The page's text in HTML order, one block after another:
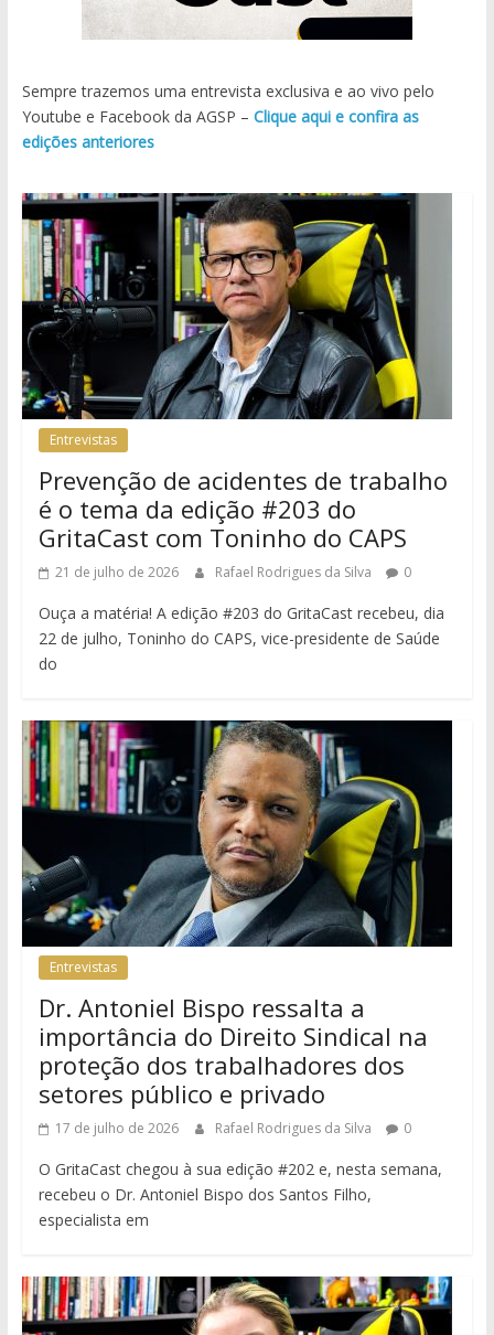
Sempre trazemos uma entrevista exclusiva e ao vivo pelo
Youtube e Facebook da AGSP – Clique aqui e confira as
edições anteriores
Entrevistas
Prevenção de acidentes de trabalho
é o tema da edição #203 do
GritaCast com Toninho do CAPS
21 de julho de 2026 Rafael Rodrigues da Silva 0
Ouça a matéria! A edição #203 do GritaCast recebeu, dia
22 de julho, Toninho do CAPS, vice-presidente de Saúde
do
Entrevistas
Dr. Antoniel Bispo ressalta a
importância do Direito Sindical na
proteção dos trabalhadores dos
setores público e privado
17 de julho de 2026 Rafael Rodrigues da Silva 0
O GritaCast chegou à sua edição #202 e, nesta semana,
recebeu o Dr. Antoniel Bispo dos Santos Filho,
especialista em